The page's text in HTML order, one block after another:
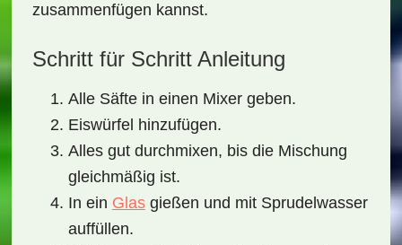
zusammenfügen kannst.
Schritt für Schritt Anleitung
Alle Säfte in einen Mixer geben.
Eiswürfel hinzufügen.
Alles gut durchmixen, bis die Mischung
gleichmäßig ist.
In ein Glasgießen und mit Sprudelwasser
auffüllen.